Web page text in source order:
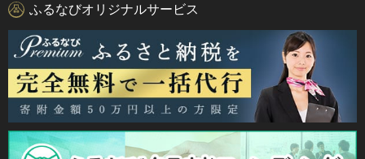
ふるなびオリジナルサービス